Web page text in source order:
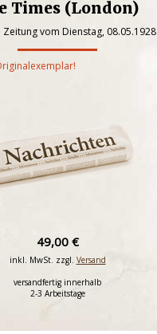
Times (London)
vom Dienstag, 08.05.1928
49,00 €
inkl. MwSt. zzgl. Versand
versandfertig innerhalb
2-3 Arbeitstage